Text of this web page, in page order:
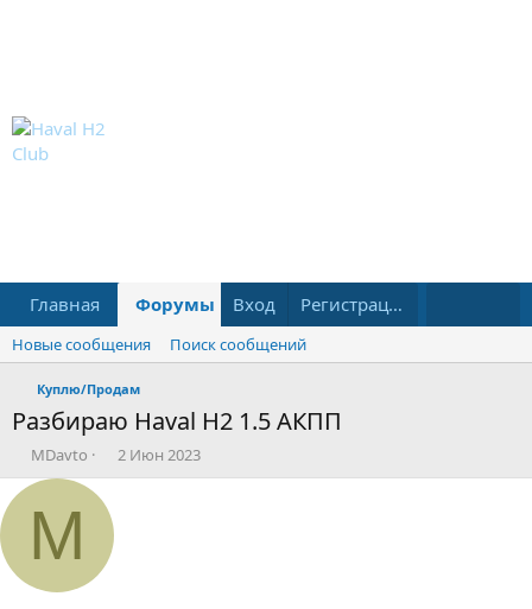
Главная Форумы Что нового?
Вход Регистрация
Новые сообщения Поиск сообщений
Куплю/Продам
Разбираю Haval H2 1.5 АКПП
А
в
о
т
е
MDavto
Д
а
2 Июн 2023
M